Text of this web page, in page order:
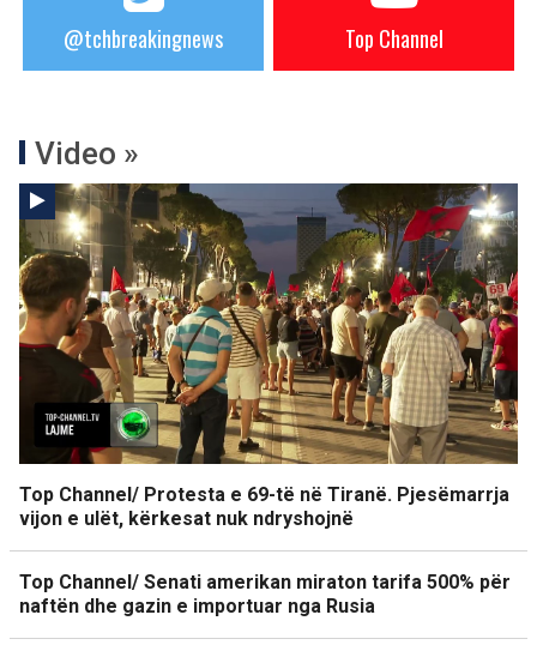
@tchbreakingnews Top Channel
Video »
Top Channel/ Protesta e 69-të në Tiranë. Pjesëmarrja
vijon e ulët, kërkesat nuk ndryshojnë
Top Channel/ Senati amerikan miraton tarifa 500% për
naftën dhe gazin e importuar nga Rusia